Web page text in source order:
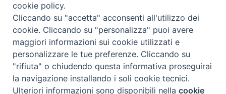
Copyright © 2019 - Tutti i diritti riservati - Vita
Trentina Editrice
Privacy Policy
Torna
cookie policy.
Cliccando su "accetta" acconsenti all'utilizzo dei
cookie. Cliccando su "personalizza" puoi avere
maggiori informazioni sui cookie utilizzati e
personalizzare le tue preferenze. Cliccando su
"rifiuta" o chiudendo questa informativa proseguirai
la navigazione installando i soli cookie tecnici.
Ulteriori informazioni sono disponibili nellacookie